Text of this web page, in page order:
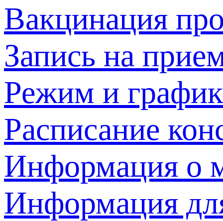
Вакцинация
Запись на
Режим и
Расписание
Информация о
Информация